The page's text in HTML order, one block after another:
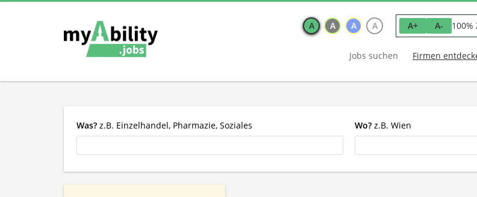
A A A A A+ A- 100%
Jobs suchen Firmen
Was? z.B. Einzelhandel, Pharmazie, Soziales Wo? z.B. Wien